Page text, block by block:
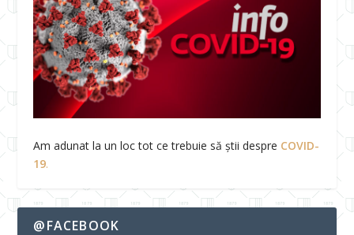
Am adunat la un loc tot ce trebuie să știi despre COVID-
19.
@FACEBOOK